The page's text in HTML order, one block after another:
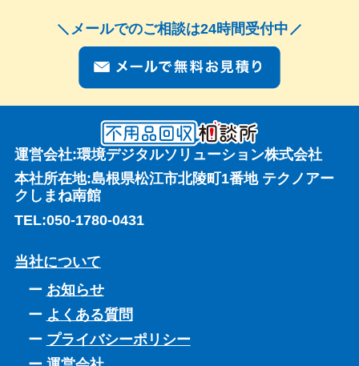
メールでのご相談は24時間受付中
運営会社:環境デジタルソリューション株式会社
本社所在地:島根県松江市北陵町1番地 テクノアー
クしまね南館
TEL:050-1780-0431
当社について
お知らせ
よくある質問
プライバシーポリシー